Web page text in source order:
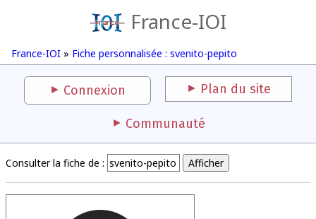
France-IOI
France-IOI » Fiche personnalisée : svenito-pepito
Connexion Plan du site
Communauté
Consulter la fiche de :